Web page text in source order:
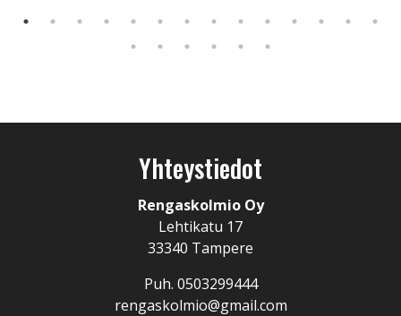
Yhteystiedot
Rengaskolmio Oy
Lehtikatu 17
33340 Tampere
Puh. 0503299444
rengaskolmio@gmail.com